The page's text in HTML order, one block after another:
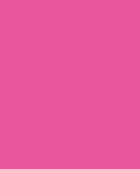
lebih ramai,
ekspedisi